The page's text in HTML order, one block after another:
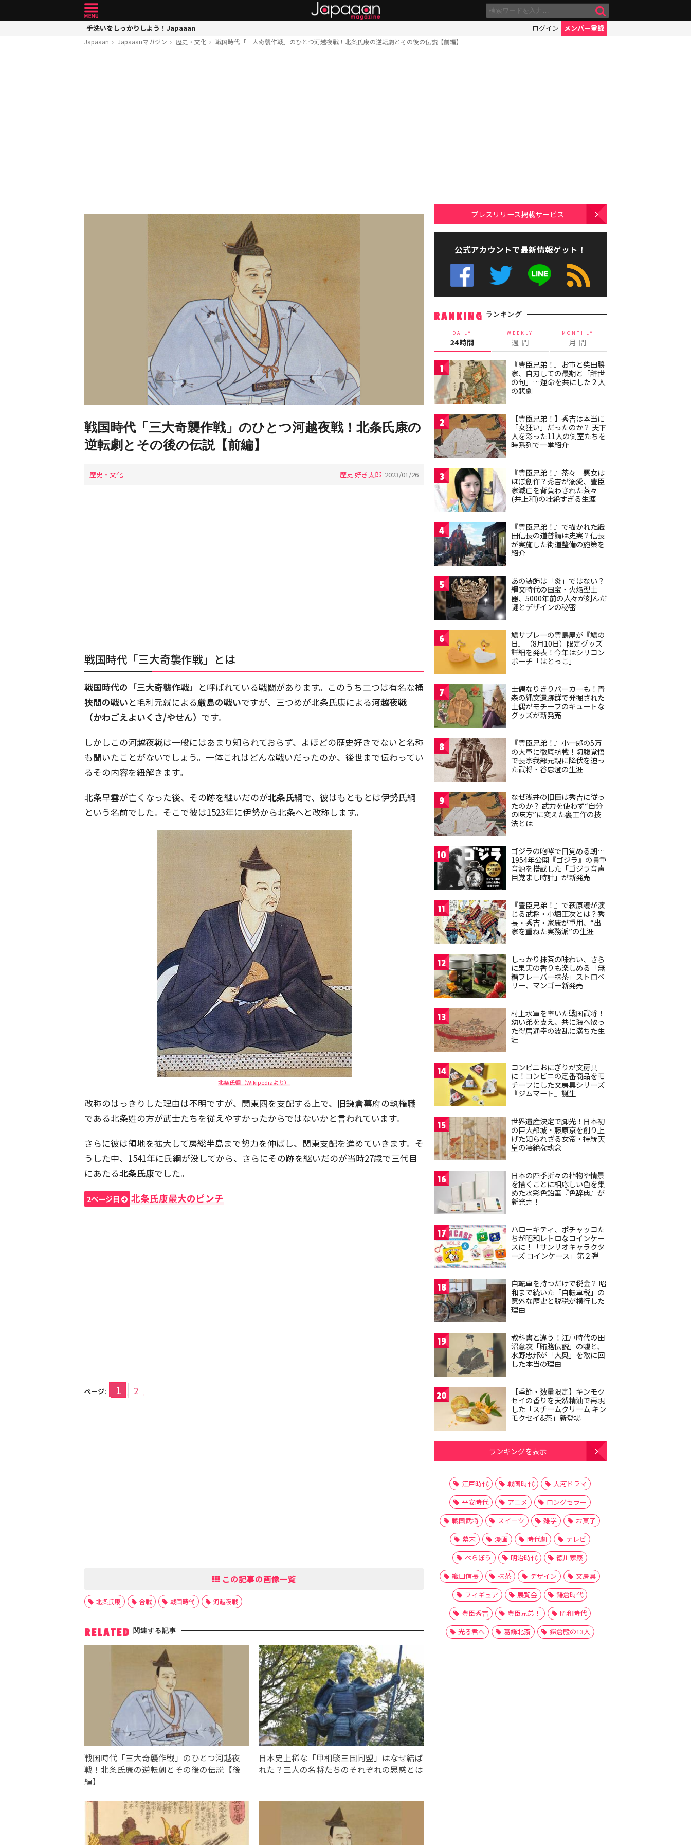
手洗いをしっかりしよう！Japaaan ログイン メンバー登録
Japaaan Japaaanマガジン 歴史・文化 戦国時代「三大奇襲作戦」のひとつ河越夜戦！北条氏康の逆転劇とその後の伝説【前編】
戦国時代「三大奇襲作戦」のひとつ河越夜戦！北条氏康の
逆転劇とその後の伝説【前編】
歴史・文化 歴史 好き太郎 2023/01/26
戦国時代「三大奇襲作戦」とは
戦国時代の「三大奇襲作戦」 と呼ばれている戦闘があります。このうち二つは有名な桶
狭間の戦いと毛利元就による厳島の戦いですが、三つめが北条氏康による河越夜戦
（かわごえよいくさ/やせん） です。
しかしこの河越夜戦は一般にはあまり知られておらず、よほどの歴史好きでないと名称
も聞いたことがないでしょう。一体これはどんな戦いだったのか、後世まで伝わってい
るその内容を紐解きます。
北条早雲が亡くなった後、その跡を継いだのが北条氏綱で、彼はもともとは伊勢氏綱
という名前でした。そこで彼は1523年に伊勢から北条へと改称します。
北条氏綱（Wikipediaより）
改称のはっきりした理由は不明ですが、関東圏を支配する上で、旧鎌倉幕府の執権職
である北条姓の方が武士たちを従えやすかったからではないかと言われています。
さらに彼は領地を拡大して房総半島まで勢力を伸ばし、関東支配を進めていきます。そ
うした中、1541年に氏綱が没してから、さらにその跡を継いだのが当時27歳で三代目
にあたる北条氏康でした。
2ページ目 北条氏康最大のピンチ
ページ: 1 2
この記事の画像一覧
北条氏康 合戦 戦国時代 河越夜戦
RELATED 関連する記事
戦国時代「三大奇襲作戦」のひとつ河越夜
戦！北条氏康の逆転劇とその後の伝説【後
編】
日本史上稀な「甲相駿三国同盟」はなぜ結ば
れた？三人の名将たちのそれぞれの思惑とは
プレスリリース掲載サービス
公式アカウントで最新情報ゲット！
RANKING ランキング
DAILY
24時間
WEEKLY
週 間
MONTHLY
月 間
1
『豊臣兄弟！』お市と柴田勝
家、自刃しての最期と「辞世
の句」…運命を共にした２人
の悲劇
2
【豊臣兄弟！】秀吉は本当に
「女狂い」だったのか？ 天下
人を彩った11人の側室たちを
時系列で一挙紹介
3
『豊臣兄弟！』茶々＝悪女は
ほぼ創作？秀吉が溺愛、豊臣
家滅亡を背負わされた茶々
(井上和)の壮絶すぎる生涯
4
『豊臣兄弟！』で描かれた織
田信長の道普請は史実？信長
が実施した街道整備の施策を
紹介
5
あの装飾は「炎」ではない？
縄文時代の国宝・火焔型土
器、5000年前の人々が刻んだ
謎とデザインの秘密
6
鳩サブレーの豊島屋が『鳩の
日』（8月10日）限定グッズ
詳細を発表！今年はシリコン
ポーチ「はとっこ」
7
土偶なりきりパーカーも！青
森の縄文遺跡群で発掘された
土偶がモチーフのキュートな
グッズが新発売
8
『豊臣兄弟！』小一郎の5万
の大軍に徹底抗戦！切腹覚悟
で長宗我部元親に降伏を迫っ
た武将・谷忠澄の生涯
9
なぜ浅井の旧臣は秀吉に従っ
たのか？ 武力を使わず“自分
の味方”に変えた裏工作の技
法とは
10
ゴジラの咆哮で目覚める朝…
1954年公開『ゴジラ』の貴重
音源を搭載した「ゴジラ音声
目覚まし時計」が新発売
11
『豊臣兄弟！』で萩原護が演
じる武将・小堀正次とは？秀
長・秀吉・家康が重用、“出
家を重ねた実務派”の生涯
12
しっかり抹茶の味わい、さら
に果実の香りも楽しめる「無
糖フレーバー抹茶」ストロベ
リー、マンゴー新発売
13
村上水軍を率いた戦国武将！
幼い弟を支え、共に海へ散っ
た得居通幸の波乱に満ちた生
涯
14
コンビニおにぎりが文房具
に！コンビニの定番商品をモ
チーフにした文房具シリーズ
『ジムマート』誕生
15
世界遺産決定で脚光！日本初
の巨大都城・藤原京を創り上
げた知られざる女帝・持統天
皇の凄絶な執念
16
日本の四季折々の植物や情景
を描くことに相応しい色を集
めた水彩色鉛筆『色辞典』が
新発売！
17
ハローキティ、ポチャッコた
ちが昭和レトロなコインケー
スに！「サンリオキャラクタ
ーズ コインケース」第２弾
18
自転車を持つだけで税金？ 昭
和まで続いた「自転車税」の
意外な歴史と脱税が横行した
理由
19
教科書と違う！江戸時代の田
沼意次「賄賂伝説」の嘘と、
水野忠邦が「大奥」を敵に回
した本当の理由
20
【季節・数量限定】キンモク
セイの香りを天然精油で再現
した「スチームクリーム キン
モクセイ&茶」新登場
ランキングを表示
江戸時代 戦国時代
大河ドラマ
平安時代
アニメ
ロングセラー
戦国武将
スイーツ 雑学
お菓子
幕末
漫画 時代劇
テレビ
べらぼう
明治時代
徳川家康
織田信長
抹茶 デザイン
文房具
フィギュア
展覧会
鎌倉時代
豊臣秀吉
豊臣兄弟！
昭和時代
光る君へ
葛飾北斎 鎌倉殿の13人